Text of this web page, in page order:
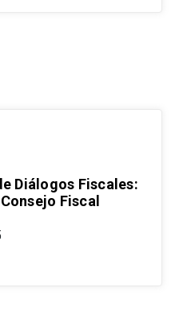
Diálogos Fiscales:
Fiscal